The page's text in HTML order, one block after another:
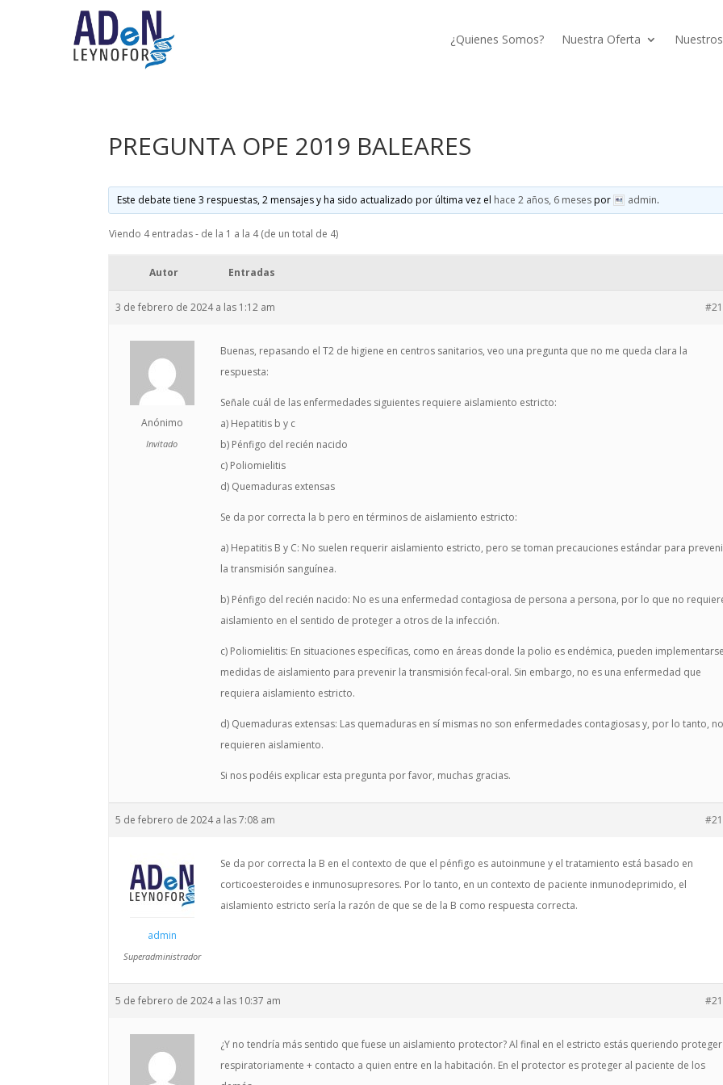
¿Quienes Somos? Nuestra Oferta
PREGUNTA OPE 2019 BALEARES
Este debate tiene 3 respuestas, 2 mensajes y ha sido actualizado por última vez el hace 2 años, 6 mesespor admin.
Viendo 4 entradas - de la 1 a la 4 (de un total de 4)
Autor Entradas
3 de febrero de 2024 a las 1:12 am
Anónimo
Invitado
Buenas, repasando el T2 de higiene en centros sanitarios, veo una pregunta que no me queda clara la
respuesta:
Señale cuál de las enfermedades siguientes requiere aislamiento estricto:
a) Hepatitis b y c
b) Pénfigo del recién nacido
c) Poliomielitis
d) Quemaduras extensas
Se da por correcta la b pero en términos de aislamiento estricto:
a) Hepatitis B y C: No suelen requerir aislamiento estricto, pero se toman precauciones estándar para
la transmisión sanguínea.
b) Pénfigo del recién nacido: No es una enfermedad contagiosa de persona a persona, por lo que no
aislamiento en el sentido de proteger a otros de la infección.
c) Poliomielitis: En situaciones específicas, como en áreas donde la polio es endémica, pueden implementarse
medidas de aislamiento para prevenir la transmisión fecal-oral. Sin embargo, no es una enfermedad que
requiera aislamiento estricto.
d) Quemaduras extensas: Las quemaduras en sí mismas no son enfermedades contagiosas y, por lo tanto, no
requieren aislamiento.
Si nos podéis explicar esta pregunta por favor, muchas gracias.
5 de febrero de 2024 a las 7:08 am
admin
Superadministrador
Se da por correcta la B en el contexto de que el pénfigo es autoinmune y el tratamiento está basado en
corticoesteroides e inmunosupresores. Por lo tanto, en un contexto de paciente inmunodeprimido, el
aislamiento estricto sería la razón de que se de la B como respuesta correcta.
5 de febrero de 2024 a las 10:37 am
¿Y no tendría más sentido que fuese un aislamiento protector? Al final en el estricto estás queriendo proteger
respiratoriamente + contacto a quien entre en la habitación. En el protector es proteger al paciente de los